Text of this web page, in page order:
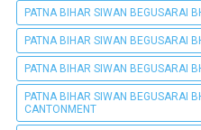
PATNA BIHAR SIWAN BEGUSARAI
PATNA BIHAR SIWAN BEGUSARAI
PATNA BIHAR SIWAN BEGUSARAI
PATNA BIHAR SIWAN BEGUSARAI
CANTONMENT